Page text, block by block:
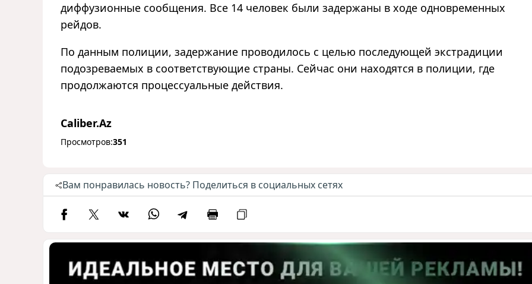
диффузионные сообщения. Все 14 человек были задержаны в ходе одновременных
рейдов.
По данным полиции, задержание проводилось с целью последующей экстрадиции
подозреваемых в соответствующие страны. Сейчас они находятся в полиции, где
продолжаются процессуальные действия.
Caliber.Az
Просмотров:351
Вам понравилась новость? Поделиться в социальных сетях